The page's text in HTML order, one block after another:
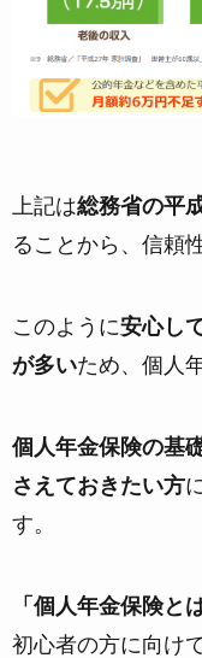
上記は総務省の平
ることから、信頼
このように安心し
が多いため、個人
個人年金保険の基
さえておきたい方
す。
「個人年金保険と
初心者の方に向け